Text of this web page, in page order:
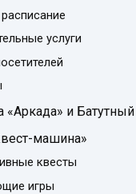
услуги
«Аркада» и
машина»
квесты
игры